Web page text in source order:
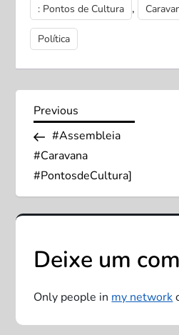
: Pontos de Cultura ,
Política
N
a
v
e
g
a
ç
Previous
Post
Previous
#Assembleia
#Caravana
#PontosdeCultura]
Deixe um
Only people inmy network